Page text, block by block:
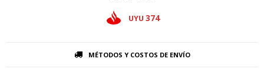
UYU 374
MÉTODOS Y COSTOS DE ENVÍO